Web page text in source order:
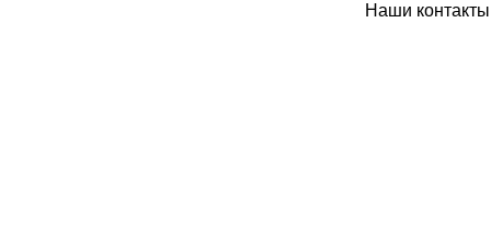
Наши